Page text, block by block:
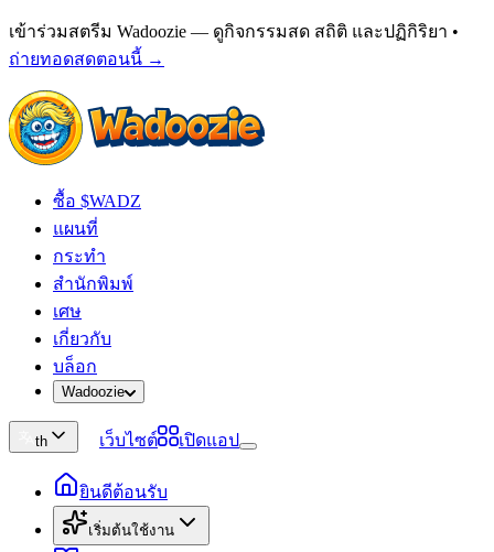
เข้าร่วมสตรีม Wadoozie — ดูกิจกรรมสด สถิติ และปฏิกิริยา •
ถ่ายทอดสดตอนนี้ →
ซื้อ $WADZ
แผนที่
กระทำ
สำนักพิมพ์
เศษ
เกี่ยวกับ
บล็อก
Wadoozie
th เว็บไซต์ เปิดแอป
ยินดีต้อนรับ
เริ่มต้นใช้งาน